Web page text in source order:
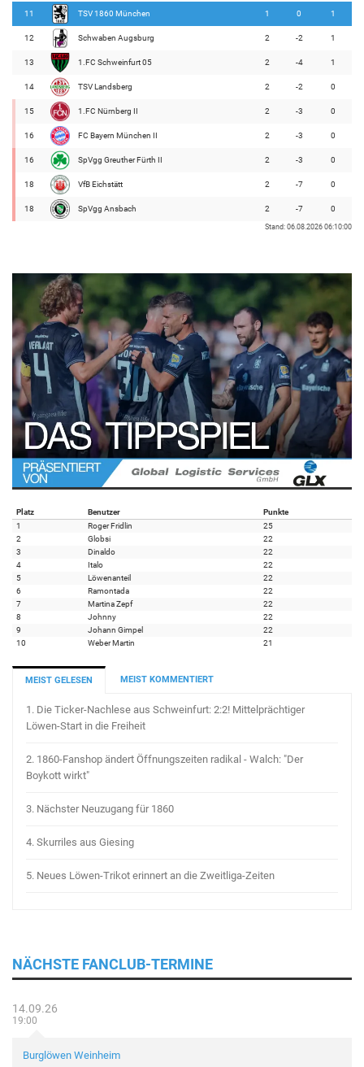
11 TSV 1860 München 1 0 1
12 Schwaben Augsburg 2 -2 1
13 1.FC Schweinfurt 05 2 -4 1
14 TSV Landsberg 2 -2 0
15 1.FC Nürnberg II 2 -3 0
16 FC Bayern München II 2 -3 0
16 SpVgg Greuther Fürth II 2 -3 0
18 VfB Eichstätt 2 -7 0
18 SpVgg Ansbach 2 -7 0
Stand: 06.08.2026 06:10:00
Platz Benutzer
Punkte
1
Roger Fridlin
25
2
Globsi
22
3
Dinaldo
22
4
Italo
22
5
Löwenanteil
22
6
Ramontada
22
7
Martina Zepf
22
8
Johnny
22
9
Johann Gimpel
22
10
Weber Martin 21
MEIST GELESEN MEIST KOMMENTIERT
1. Die Ticker-Nachlese aus Schweinfurt: 2:2! Mittelprächtiger
Löwen-Start in die Freiheit
2. 1860-Fanshop ändert Öffnungszeiten radikal - Walch: "Der
Boykott wirkt"
3. Nächster Neuzugang für 1860
4. Skurriles aus Giesing
5. Neues Löwen-Trikot erinnert an die Zweitliga-Zeiten
NÄCHSTE FANCLUB-TERMINE
14.09.26
19:00
Burglöwen Weinheim